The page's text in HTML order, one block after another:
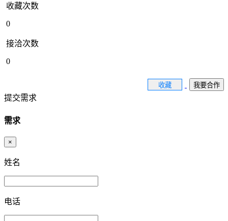
收藏次数
0
接洽次数
0
收藏 我要合作
提交需求
需求
×
姓名
电话